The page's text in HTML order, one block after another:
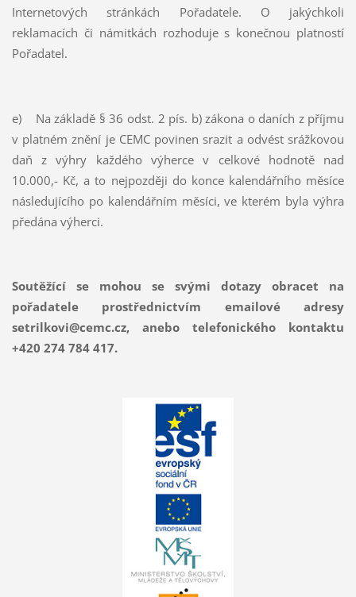
Internetových stránkách Pořadatele. O jakýchkoli
reklamacích či námitkách rozhoduje s konečnou platností
Pořadatel.
e) Na základě § 36 odst. 2 pís. b) zákona o daních z příjmu
v platném znění je CEMC povinen srazit a odvést srážkovou
daň z výhry každého výherce v celkové hodnotě nad
10.000,- Kč, a to nejpozději do konce kalendářního měsíce
následujícího po kalendářním měsíci, ve kterém byla výhra
předána výherci.
Soutěžící se mohou se svými dotazy obracet na
pořadatele prostřednictvím emailové adresy
setrilkovi@cemc.cz, anebo telefonického kontaktu
+420 274 784 417.